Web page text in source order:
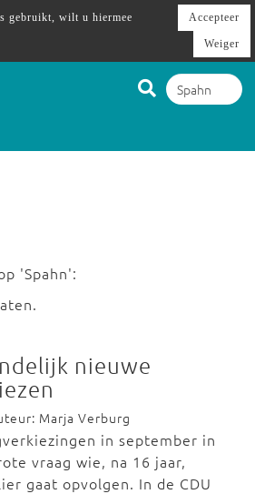
'Spahn':
nieuwe
Marja Verburg
in september in
vraag wie, na 16 jaar,
gaat opvolgen. In de CDU
gebruikt, wilt u hiermee
Accepteer
Weiger